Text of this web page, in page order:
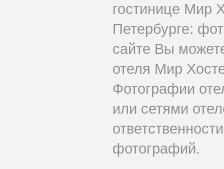
гостинице Мир
Петербурге:
сайте Вы
отеля Мир
Фотографии
или сетями
фотографий.